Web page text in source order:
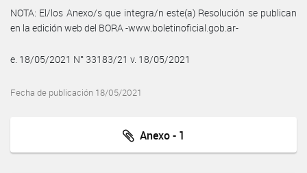
NOTA: El/los Anexo/s que integra/n este(a) Resolución se publican
en la edición web del BORA -www.boletinoficial.gob.ar-
e. 18/05/2021 N° 33183/21 v. 18/05/2021
Fecha de publicación 18/05/2021
Anexo - 1